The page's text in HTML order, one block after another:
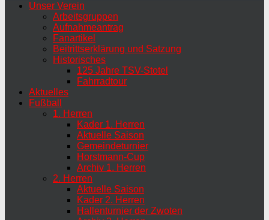
Unser Verein
Arbeitsgruppen
Aufnahmeantrag
Fanartikel
Beitrittserklärung und Satzung
Historisches
125 Jahre TSV-Stotel
Fahrradtour
Aktuelles
Fußball
1. Herren
Kader 1. Herren
Aktuelle Saison
Gemeindeturnier
Horstmann-Cup
Archiv 1. Herren
2. Herren
Aktuelle Saison
Kader 2. Herren
Hallenturnier der Zwoten